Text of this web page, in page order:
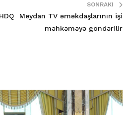
SONRAKI
Meydan TV əməkdaşlarının işi
məhkəməyə göndərilir